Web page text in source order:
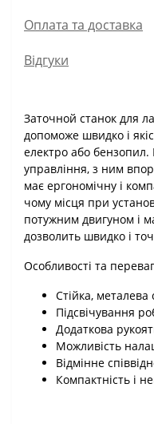
Оплата та доставка
Відгуки
Заточной станок для
допоможе швидко і
електро або бензопил.
управління, з ним
має ергономічну і
чому місця при
потужним двигуном і
дозволить швидко і
Особливості та
Стійка, металева
Підсвічування
Додаткова
Можливість
Відмінне
Компактність і